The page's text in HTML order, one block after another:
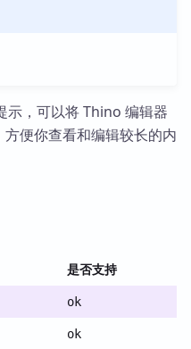
示，可以将 Thino 编辑器
便你查看和编辑较长的内
是否支持
ok
ok